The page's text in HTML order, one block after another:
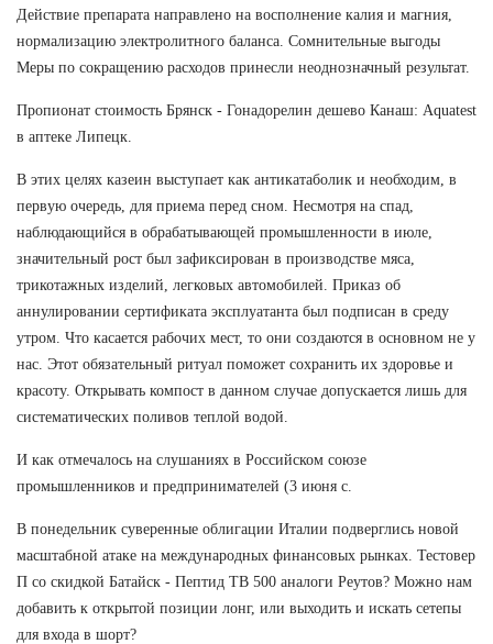
Действие препарата направлено на восполнение калия и магния,
нормализацию электролитного баланса. Сомнительные выгоды
Меры по сокращению расходов принесли неоднозначный результат.
Пропионат стоимость Брянск - Гонадорелин дешево Канаш: Aquatest
в аптеке Липецк.
В этих целях казеин выступает как антикатаболик и необходим, в
первую очередь, для приема перед сном. Несмотря на спад,
наблюдающийся в обрабатывающей промышленности в июле,
значительный рост был зафиксирован в производстве мяса,
трикотажных изделий, легковых автомобилей. Приказ об
аннулировании сертификата эксплуатанта был подписан в среду
утром. Что касается рабочих мест, то они создаются в основном не у
нас. Этот обязательный ритуал поможет сохранить их здоровье и
красоту. Открывать компост в данном случае допускается лишь для
систематических поливов теплой водой.
И как отмечалось на слушаниях в Российском союзе
промышленников и предпринимателей (3 июня с.
В понедельник суверенные облигации Италии подверглись новой
масштабной атаке на международных финансовых рынках. Тестовер
П со скидкой Батайск - Пептид TB 500 аналоги Реутов? Можно нам
добавить к открытой позиции лонг, или выходить и искать сетепы
для входа в шорт?